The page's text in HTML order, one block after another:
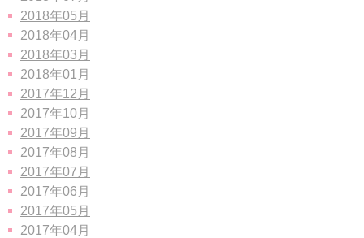
2018年05月
2018年04月
2018年03月
2018年01月
2017年12月
2017年10月
2017年09月
2017年08月
2017年07月
2017年06月
2017年05月
2017年04月